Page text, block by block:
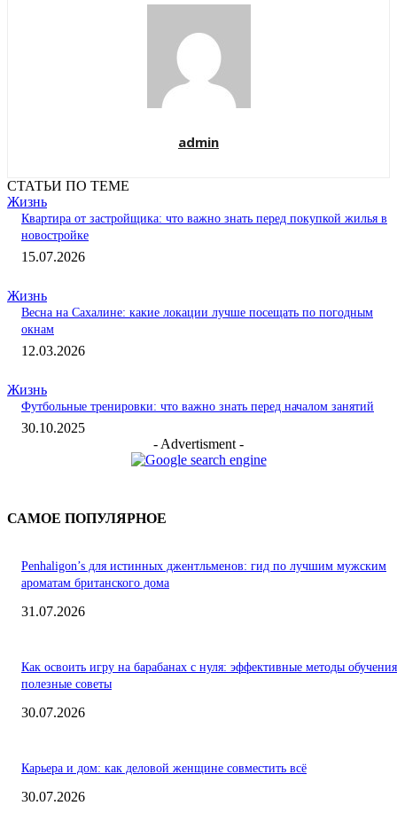
admin
СТАТЬИ ПО ТЕМЕ
Жизнь
Квартира от застройщика: что важно знать перед покупкой жилья в
новостройке
15.07.2026
Жизнь
Весна на Сахалине: какие локации лучше посещать по погодным
окнам
12.03.2026
Жизнь
Футбольные тренировки: что важно знать перед началом занятий
30.10.2025
- Advertisment -
САМОЕ ПОПУЛЯРНОЕ
Penhaligon’s для истинных джентльменов: гид по лучшим мужским
ароматам британского дома
31.07.2026
Как освоить игру на барабанах с нуля: эффективные методы
полезные советы
30.07.2026
Карьера и дом: как деловой женщине совместить всё
30.07.2026